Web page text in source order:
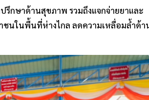
กษาด้านสุขภาพ รวมถึงแจกจ่ายยาและ
ชนในพื้นที่ห่างไกล ลดความเหลื่อมล้ำด้า